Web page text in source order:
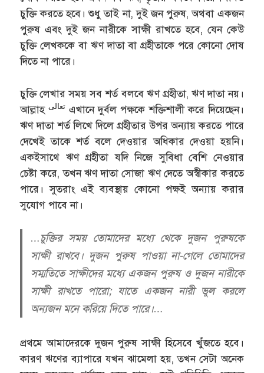
চুক্তি করতে হবে। শুধু তাই না, দুই জন পুরুষ, অথবা একজন
পুরুষ এবং দুই জন নারীকে সাক্ষী রাখতে হবে, যেন কেউ
চুক্তি লেখককে বা ঋণ দাতা বা গ্রহীতাকে পরে কোনো দোষ
দিতে না পারে।
চুক্তি লেখার সময় সব শর্ত বলবে ঋণ গ্রহীতা, ঋণ দাতা নয়।
আল্লাহتعالى এখানে দুর্বল পক্ষকে শক্তিশালী করে দিয়েছেন।
ঋণ দাতা শর্ত লিখে দিলে গ্রহীতার উপর অন্যায় করতে পারে
দেখেই তাকে শর্ত বলে দেওয়ার অধিকার দেওয়া হয়নি।
একইসাথে ঋণ গ্রহীতা যদি নিজে সুবিধা বেশি নেওয়ার
চেষ্টা করে, তখন ঋণ দাতা সোজা ঋণ দেতে অস্বীকার করতে
পারে। সুতরাং এই ব্যবস্থায় কোনো পক্ষই অন্যায় করার
সুযোগ পাবে না।
…চুক্তির সময় তোমাদের মধ্যে থেকে দুজন পুরুষকে
সাক্ষী রাখবে। দুজন পুরুষ পাওয়া না-গেলে তোমাদের
সম্মতিতে সাক্ষীদের মধ্যে একজন পুরুষ ও দুজন নারীকে
সাক্ষী রাখতে পারো; যাতে একজন নারী ভুল করলে
অন্যজন মনে করিয়ে দিতে পারে।…
প্রথমে আমাদেরকে দুজন পুরুষ সাক্ষী হিসেবে খুঁজতে হবে।
কারণ ঋণের ব্যাপারে যখন ঝামেলা হয়, তখন সেটা অনেক